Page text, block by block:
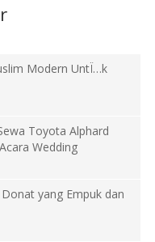
Modern UntÏ…k
Toyota Alphard
Wedding
yang Empuk dan